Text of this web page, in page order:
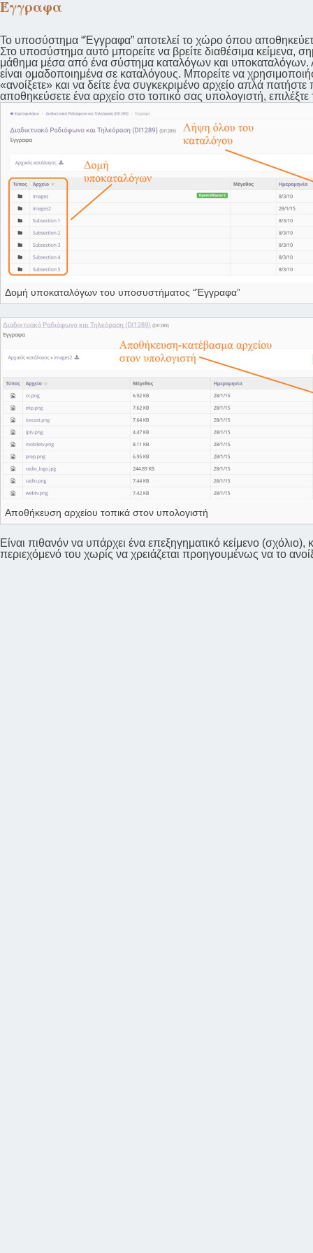
Έγγραφα
Το υποσύστημα “Έγγραφα” αποτελεί το χώρο όπου
Στο υποσύστημα αυτό μπορείτε να βρείτε διαθέσιμα κείμενα,
μάθημα μέσα από ένα σύστημα καταλόγων και υποκαταλόγων.
είναι ομαδοποιημένα σε καταλόγους. Μπορείτε να
«ανοίξετε» και να δείτε ένα συγκεκριμένο αρχείο απλά
αποθηκεύσετε ένα αρχείο στο τοπικό σας υπολογιστή,
Δομή υποκαταλόγων του υποσυστήματος “Έγγραφα”
Αποθήκευση αρχείου τοπικά στον υπολογιστή
Είναι πιθανόν να υπάρχει ένα επεξηγηματικό κείμενο
περιεχόμενό του χωρίς να χρειάζεται προηγουμένως να το